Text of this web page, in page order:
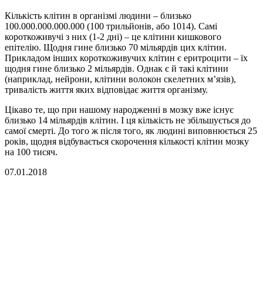
Кількість клітин в організмі людини – близько
100.000.000.000.000 (100 трильйонів, або 1014). Самі
короткоживучі з них (1-2 дні) – це клітини кишкового
епітелію. Щодня гине близько 70 мільярдів цих клітин.
Прикладом інших короткоживучих клітин є еритроцити – їх
щодня гине близько 2 мільярдів. Однак є й такі клітини
(наприклад, нейрони, клітини волокон скелетних м’язів),
тривалість життя яких відповідає життя організму.
Цікаво те, що при нашому народженні в мозку вже існує
близько 14 мільярдів клітин. І ця кількість не збільшується до
самої смерті. До того ж після того, як людині виповнюється 25
років, щодня відбувається скорочення кількості клітин мозку
на 100 тисяч.
07.01.2018